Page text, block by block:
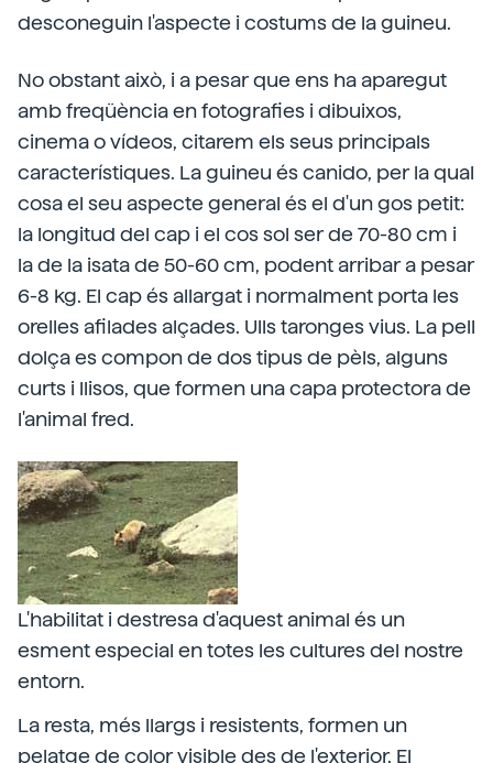
desconeguin l'aspecte i costums de la guineu.
No obstant això, i a pesar que ens ha aparegut
amb freqüència en fotografies i dibuixos,
cinema o vídeos, citarem els seus principals
característiques. La guineu és canido, per la qual
cosa el seu aspecte general és el d'un gos petit:
la longitud del cap i el cos sol ser de 70-80 cm i
la de la isata de 50-60 cm, podent arribar a pesar
6-8 kg. El cap és allargat i normalment porta les
orelles afilades alçades. Ulls taronges vius. La pell
dolça es compon de dos tipus de pèls, alguns
curts i llisos, que formen una capa protectora de
l'animal fred.
L'habilitat i destresa d'aquest animal és un
esment especial en totes les cultures del nostre
entorn.
La resta, més llargs i resistents, formen un
pelatge de color visible des de l'exterior. El